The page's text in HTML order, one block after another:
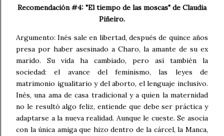
Recomendación #4: "El tiempo de las moscas" de Claudia
Piñeiro.
Argumento: Inés sale en libertad, después de quince años
presa por haber asesinado a Charo, la amante de su ex
marido. Su vida ha cambiado, pero así también la
sociedad: el avance del feminismo, las leyes de
matrimonio igualitario y del aborto, el lenguaje inclusivo.
Inés, una ama de casa tradicional y a quien la maternidad
no le resultó algo feliz, entiende que debe ser práctica y
adaptarse a la nueva realidad. Aunque le cueste. Se asocia
con la única amiga que hizo dentro de la cárcel, la Manca,